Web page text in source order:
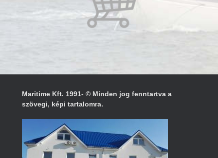
Maritime Kft. 1991- © Minden jog fenntartva a
szövegi, képi tartalomra.